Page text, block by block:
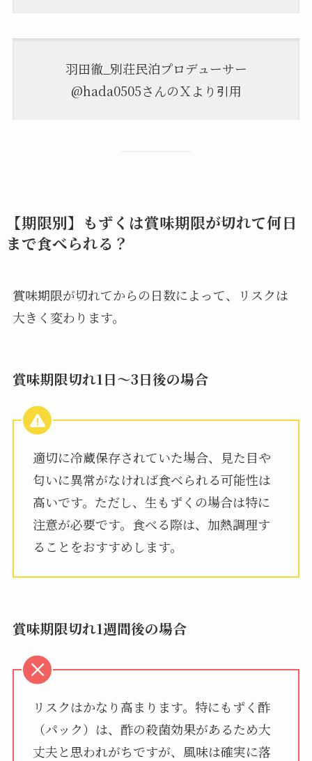
羽田徹_別荘民泊プロデューサー
@hada0505さんのＸより引用
【期限別】もずくは賞味期限が切れて何日
まで食べられる？
賞味期限が切れてからの日数によって、リスクは
大きく変わります。
賞味期限切れ1日～3日後の場合
適切に冷蔵保存されていた場合、見た目や
匂いに異常がなければ食べられる可能性は
高いです。ただし、生もずくの場合は特に
注意が必要です。食べる際は、加熱調理す
ることをおすすめします。
賞味期限切れ1週間後の場合
リスクはかなり高まります。特にもずく酢
（パック）は、酢の殺菌効果があるため大
丈夫と思われがちですが、風味は確実に落